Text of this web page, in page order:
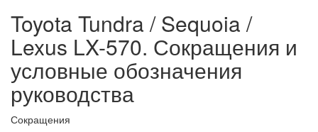
Toyota Tundra / Sequoia /
Lexus LX-570. Сокращения и
условные обозначения
руководства
Сокращения